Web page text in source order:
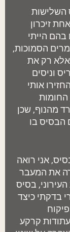
השלישות
זיכרון
בהם הייתי
הסמוכות,
אלא רק את
וניסים
אותי
מהנוף, שכן
הבסיס בו
אני רואה
את המעבר
בסיס
בדקתי כיצד
קרקע